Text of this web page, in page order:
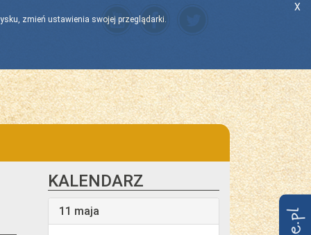
KALENDARZ
11 maja
zmień ustawienia swojej przeglądarki.
X